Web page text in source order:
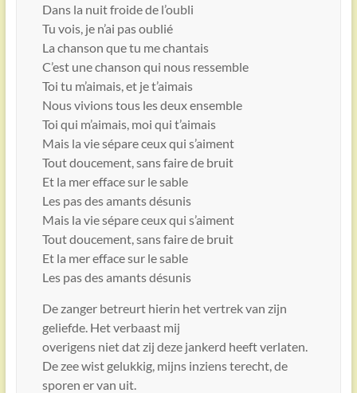
Dans la nuit froide de l’oubli
Tu vois, je n’ai pas oublié
La chanson que tu me chantais
C’est une chanson qui nous ressemble
Toi tu m’aimais, et je t’aimais
Nous vivions tous les deux ensemble
Toi qui m’aimais, moi qui t’aimais
Mais la vie sépare ceux qui s’aiment
Tout doucement, sans faire de bruit
Et la mer efface sur le sable
Les pas des amants désunis
Mais la vie sépare ceux qui s’aiment
Tout doucement, sans faire de bruit
Et la mer efface sur le sable
Les pas des amants désunis
De zanger betreurt hierin het vertrek van zijn
geliefde. Het verbaast mij
overigens niet dat zij deze jankerd heeft verlaten.
De zee wist gelukkig, mijns inziens terecht, de
sporen er van uit.